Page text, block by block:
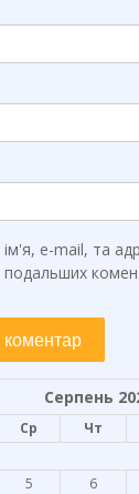
e-mail, та
подальших
Серпень
Ср Чт
5 6